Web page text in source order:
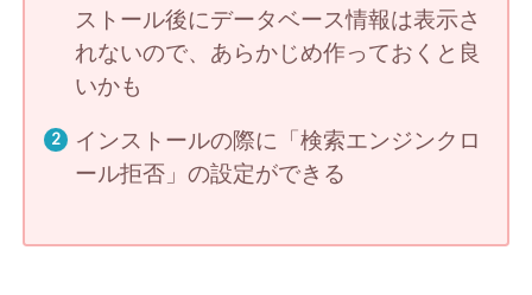
ストール後にデータベース情報は表示さ
れないので、あらかじめ作っておくと良
いかも
インストールの際に「検索エンジンクロ
ール拒否」の設定ができる